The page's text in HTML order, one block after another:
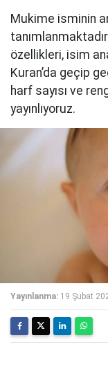
Mukime isminin
özellikleri, isim
Kuran’da geçip
harf sayısı ve
yayınlıyoruz.
Yayınlanma: 19 Şubat